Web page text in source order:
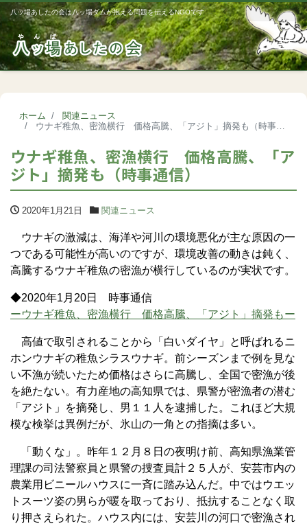
八ッ場あしたの会は八ッ場ダムが抱える問題を伝えるNGOです
ホーム
関連ニュース
ウナギ稚魚、密漁横行 価格高騰、「アジト」摘発も（時事通信）
ウナギ稚魚、密漁横行 価格高騰、「ア
ジト」摘発も（時事通信）
2020年1月21日 関連ニュース
ウナギの激減は、海洋や河川の環境悪化が主な原因の一
つである可能性が高いのですが、環境改善の動きは鈍く、
高騰するウナギ稚魚の密漁が横行しているのが実状です。
◆2020年1月20日 時事通信
ーウナギ稚魚、密漁横行 価格高騰、「アジト」摘発もー
高値で取引されることから「白いダイヤ」と呼ばれるニ
ホンウナギの稚魚シラスウナギ。前シーズンまで例を見な
い不漁が続いたため価格はさらに高騰し、全国で密漁が後
を絶たない。有力産地の高知県では、県警が密漁者の潜む
「アジト」を摘発し、男１１人を逮捕した。これほど大規
模な検挙は異例だが、氷山の一角との指摘は多い。
「動くな」。昨年１２月８日の夜明け前、高知県漁業管
理課の司法警察員と県警の捜査員計２５人が、安芸市内の
農業用ビニールハウスに一斉に踏み込んだ。中ではウエッ
トスーツ姿の男らが暖を取っており、抵抗することなく取
り押さえられた。ハウス内には、安芸川の河口で密漁され